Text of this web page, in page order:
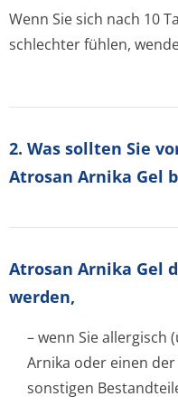
Wenn Sie sich nach 10
schlechter fühlen,
2. Was sollten Sie
Atrosan Arnika Gel
Atrosan Arnika Gel
werden,
– wenn Sie allergisch
Arnika oder einen
sonstigen